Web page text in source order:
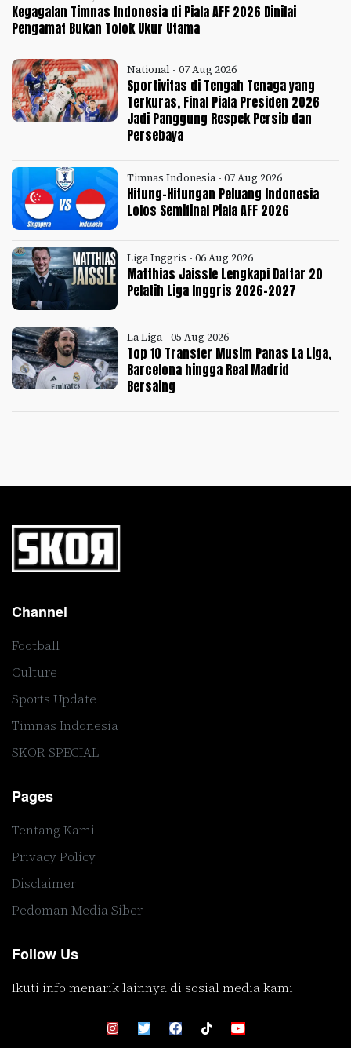
Kegagalan Timnas Indonesia di Piala AFF 2026 Dinilai
Pengamat Bukan Tolok Ukur Utama
National - 07 Aug 2026
Sportivitas di Tengah Tenaga yang
Terkuras, Final Piala Presiden 2026
Jadi Panggung Respek Persib dan
Persebaya
Timnas Indonesia - 07 Aug 2026
Hitung-Hitungan Peluang Indonesia
Lolos Semifinal Piala AFF 2026
Liga Inggris - 06 Aug 2026
Matthias Jaissle Lengkapi Daftar 20
Pelatih Liga Inggris 2026-2027
La Liga - 05 Aug 2026
Top 10 Transfer Musim Panas La Liga,
Barcelona hingga Real Madrid
Bersaing
Channel
Football
Culture
Sports Update
Timnas Indonesia
SKOR SPECIAL
Pages
Tentang Kami
Privacy Policy
Disclaimer
Pedoman Media Siber
Follow Us
Ikuti info menarik lainnya di sosial media kami